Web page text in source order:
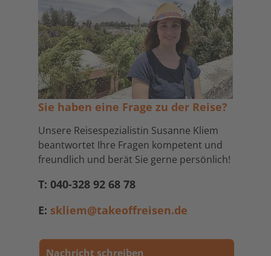
Sie haben eine Frage zu der Reise?
Unsere Reisespezialistin Susanne Kliem
beantwortet Ihre Fragen kompetent und
freundlich und berät Sie gerne persönlich!
T: 040-328 92 68 78
E: skliem@takeoffreisen.de
Nachricht schreiben